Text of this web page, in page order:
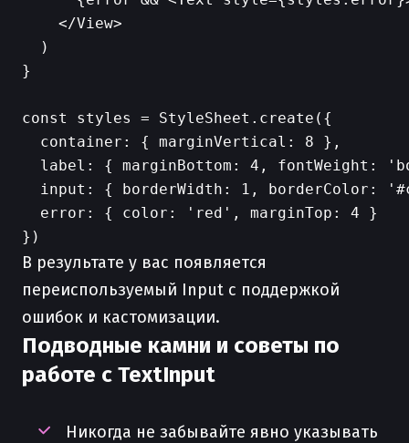
    </View>
  )
}
const styles = StyleSheet.create({
  container: { marginVertical: 8 },
label: { marginBottom: 4, fontWeight:
input: { borderWidth: 1, borderColor:
  error: { color: 'red', marginTop: 4 }
В результате у вас появляется
переиспользуемый Input с поддержкой
ошибок и кастомизации.
Подводные камни и советы по
работе с TextInput
Никогда не забывайте явно указывать